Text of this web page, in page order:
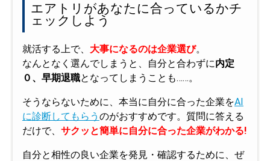
エアトリがあなたに合っているかチ
ェックしよう
就活する上で、 大事になるのは企業選び。
なんとなく選んでしまうと、自分と合わずに内定
０、早期退職となってしまうことも……。
そうならないために、本当に自分に合った企業をAI
に診断してもらう のがおすすめです。質問に答える
だけで、 サクッと簡単に自分に合った企業がわかる!
自分と相性の良い企業を発見・確認するために、ぜ